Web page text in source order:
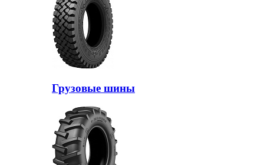
Грузовые шины